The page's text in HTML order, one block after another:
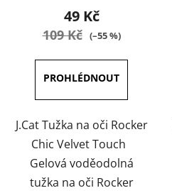
produktu
je
5
hvězdiček.
49 Kč
109 Kč (–55 %)
J.Cat Tužka na oči Rocker
Chic Velvet Touch
Gelová voděodolná
tužka na oči Rocker